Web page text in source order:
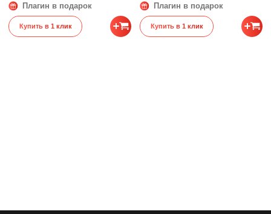
Плагин в подарок
Купить в 1 клик
Плагин в подарок
Купить в 1 клик